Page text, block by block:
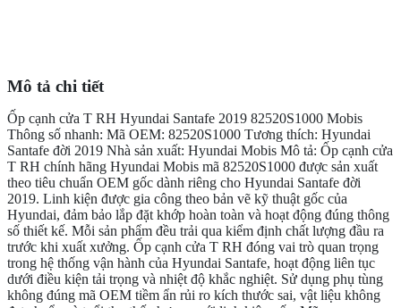
Mô tả chi tiết
Ốp cạnh cửa T RH Hyundai Santafe 2019 82520S1000 Mobis
Thông số nhanh: Mã OEM: 82520S1000 Tương thích: Hyundai
Santafe đời 2019 Nhà sản xuất: Hyundai Mobis Mô tả: Ốp cạnh cửa
T RH chính hãng Hyundai Mobis mã 82520S1000 được sản xuất
theo tiêu chuẩn OEM gốc dành riêng cho Hyundai Santafe đời
2019. Linh kiện được gia công theo bản vẽ kỹ thuật gốc của
Hyundai, đảm bảo lắp đặt khớp hoàn toàn và hoạt động đúng thông
số thiết kế. Mỗi sản phẩm đều trải qua kiểm định chất lượng đầu ra
trước khi xuất xưởng. Ốp cạnh cửa T RH đóng vai trò quan trọng
trong hệ thống vận hành của Hyundai Santafe, hoạt động liên tục
dưới điều kiện tải trọng và nhiệt độ khắc nghiệt. Sử dụng phụ tùng
không đúng mã OEM tiềm ẩn rủi ro kích thước sai, vật liệu không